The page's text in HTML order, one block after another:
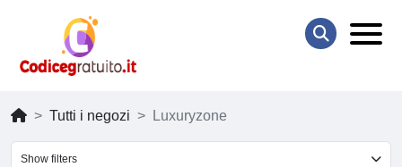
Tutti i negozi Luxuryzone
Show filters